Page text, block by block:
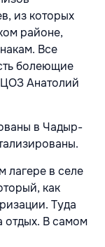
из которых
районе,
Все
болеющие
Анатолий
в Чадыр-
лагере в селе
как
Туда
отдых. В самом